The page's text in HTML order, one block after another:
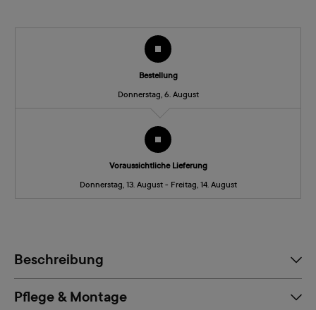
Bestellung
Donnerstag, 6. August
Voraussichtliche Lieferung
Donnerstag, 13. August - Freitag, 14. August
Beschreibung
Pflege & Montage